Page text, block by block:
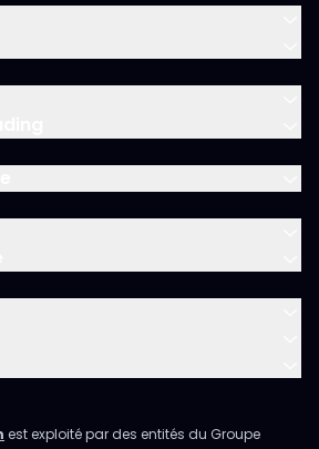
est exploité par des entités du Groupe